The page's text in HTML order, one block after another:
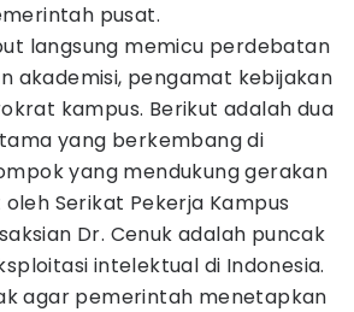
pusat.
langsung memicu perdebatan
akademisi, pengamat kebijakan
kampus. Berikut adalah dua
yang berkembang di
yang mendukung gerakan
Serikat Pekerja Kampus
Dr. Cenuk adalah puncak
intelektual di Indonesia.
agar pemerintah menetapkan